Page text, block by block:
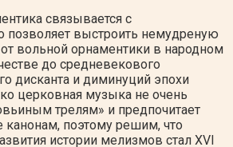
связывается с
позволяет выстроить немудреную
вольной орнаментики в народном
до средневекового
дисканта и диминуций эпохи
церковная музыка не очень
трелям» и предпочитает
канонам, поэтому решим, что
истории мелизмов стал XVI